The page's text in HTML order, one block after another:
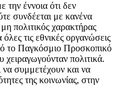
την έννοια ότι δεν
συνδέεται με κανένα
πολιτικός χαρακτήρας
τις εθνικές οργανώσεις
το Παγκόσμιο Προσκοπικό
πολιτικά.
να συμμετέχουν και να
της κοινωνίας, στην